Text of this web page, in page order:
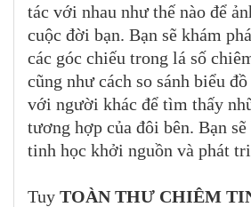
tác với nhau như thế nào để
cuộc đời bạn. Bạn sẽ khám
các góc chiếu trong lá số
cũng như cách so sánh biểu
với người khác để tìm thấy
tương hợp của đôi bên. Bạn
tinh học khởi nguồn và phát
Tuy TOÀN THƯ CHIÊM